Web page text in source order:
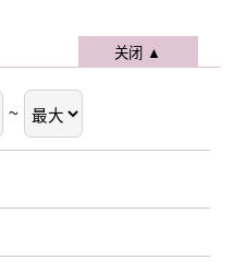
关闭 ▲
~